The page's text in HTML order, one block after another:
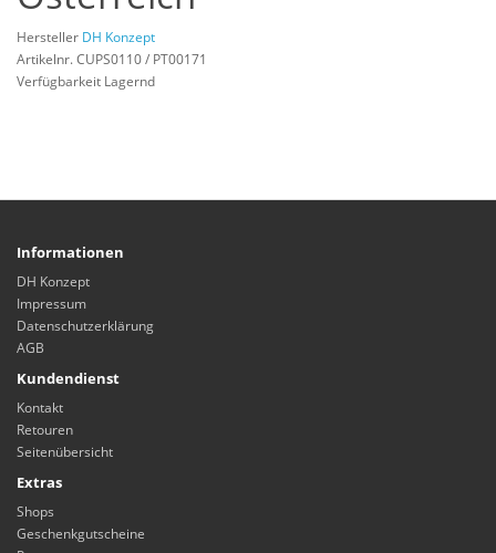
Hersteller DH Konzept
Artikelnr. CUPS0110 / PT00171
Verfügbarkeit Lagernd
Informationen
DH Konzept
Impressum
Datenschutzerklärung
AGB
Kundendienst
Kontakt
Retouren
Seitenübersicht
Extras
Shops
Geschenkgutscheine